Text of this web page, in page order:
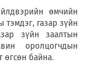
өмчийн
газар зүйн
зүйн заалтын
оролцогчдын
өгсөн байна.